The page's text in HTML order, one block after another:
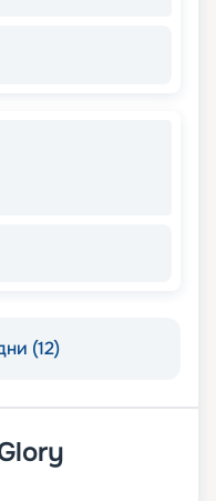
(12)